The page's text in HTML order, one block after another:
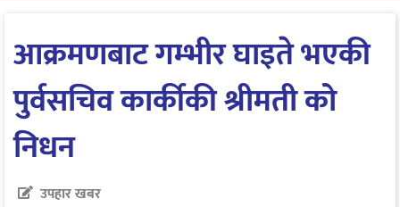
आक्रमणबाट गम्भीर घाइते भएकी
पुर्वसचिव कार्कीकी श्रीमती को
निधन
उपहार खबर